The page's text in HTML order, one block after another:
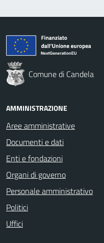
Comune di Candela
AMMINISTRAZIONE
Aree amministrative
Documenti e dati
Enti e fondazioni
Organi di governo
Personale amministrativo
Politici
Uffici